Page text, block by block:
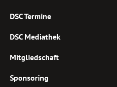
DSC Termine
DSC Mediathek
Mitgliedschaft
Sponsoring